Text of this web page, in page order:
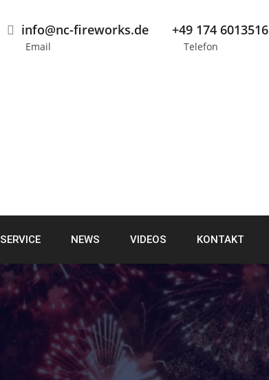
info@nc-fireworks.de
Email
+49 174 6013516
Telefon
SERVICE NEWS VIDEOS KONTAKT